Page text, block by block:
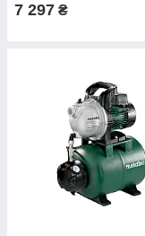
7 297 ₴